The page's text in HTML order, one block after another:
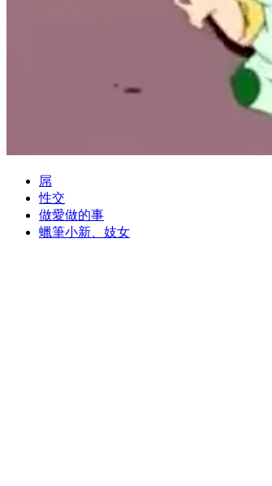
屌
性交
做愛做的事
蠟筆小新、妓女